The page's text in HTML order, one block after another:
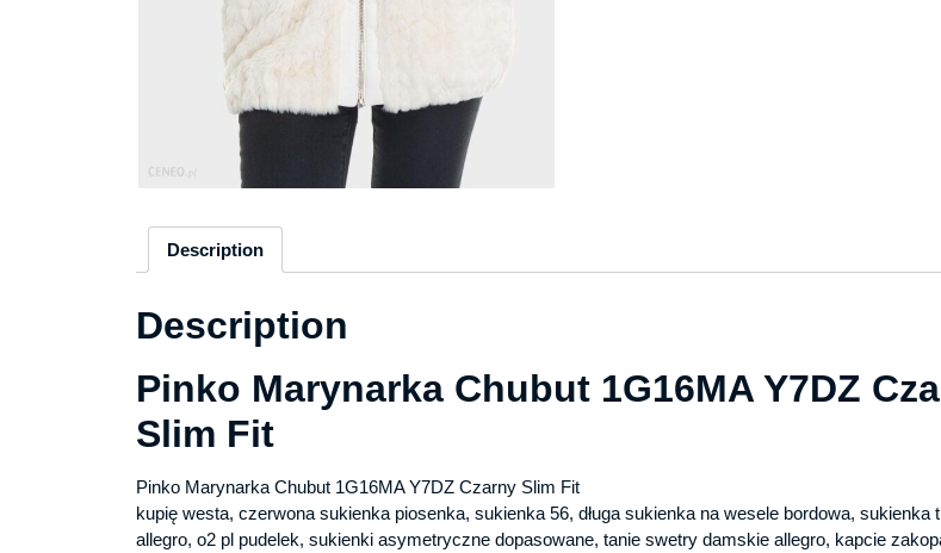
Description
Description
Pinko Marynarka Chubut 1G16MA Y7DZ
Slim Fit
Pinko Marynarka Chubut 1G16MA Y7DZ Czarny Slim Fit
kupię westa, czerwona sukienka piosenka, sukienka 56, długa sukienka na wesele bordowa, sukienka
allegro, o2 pl pudelek, sukienki asymetryczne dopasowane, tanie swetry damskie allegro, kapcie